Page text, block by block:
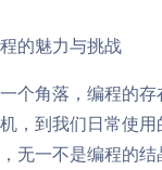
的魅力与挑战
个角落，编程的
，到我们日常使
无一不是编程的